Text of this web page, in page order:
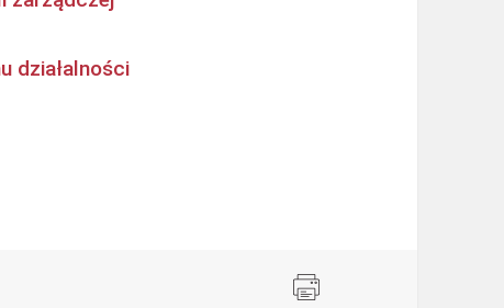
działalności